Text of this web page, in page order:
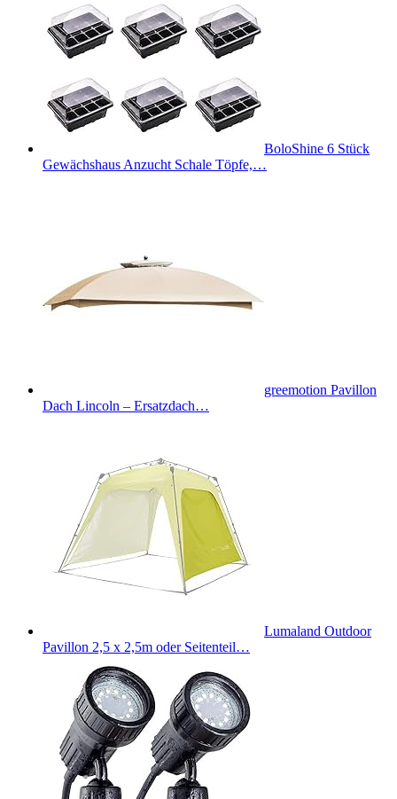
BoloShine 6 Stück
Gewächshaus Anzucht Schale Töpfe,…
greemotion Pavillon
Dach Lincoln – Ersatzdach…
Lumaland Outdoor
Pavillon 2,5 x 2,5m oder Seitenteil…